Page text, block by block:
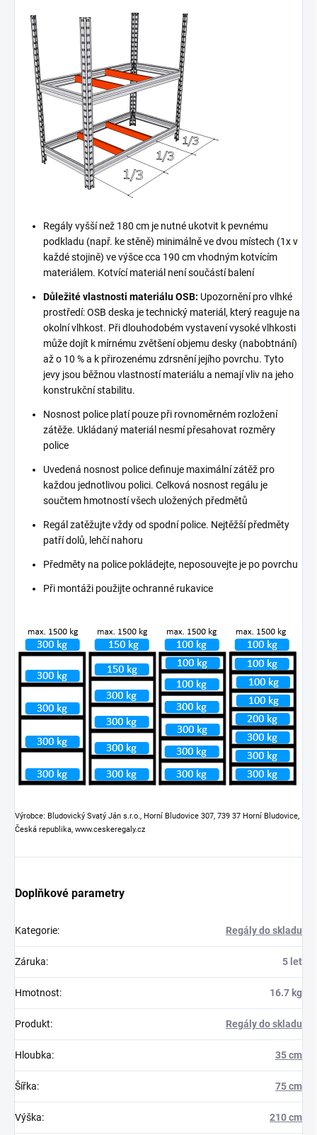
Regály vyšší než 180 cm je nutné ukotvit k pevnému
podkladu (např. ke stěně) minimálně ve dvou místech (1x v
každé stojině) ve výšce cca 190 cm vhodným kotvícím
materiálem. Kotvící materiál není součástí balení
Důležité vlastnosti materiálu OSB: Upozornění pro vlhké
prostředí: OSB deska je technický materiál, který reaguje na
okolní vlhkost. Při dlouhodobém vystavení vysoké vlhkosti
může dojít k mírnému zvětšení objemu desky (nabobtnání)
až o 10 % a k přirozenému zdrsnění jejího povrchu. Tyto
jevy jsou běžnou vlastností materiálu a nemají vliv na jeho
konstrukční stabilitu.
Nosnost police platí pouze při rovnoměrném rozložení
zátěže. Ukládaný materiál nesmí přesahovat rozměry
police
Uvedená nosnost police definuje maximální zátěž pro
každou jednotlivou polici. Celková nosnost regálu je
součtem hmotností všech uložených předmětů
Regál zatěžujte vždy od spodní police. Nejtěžší předměty
patří dolů, lehčí nahoru
Předměty na police pokládejte, neposouvejte je po povrchu
Při montáži použijte ochranné rukavice
Výrobce: Bludovický Svatý Ján s.r.o., Horní Bludovice 307, 739 37 Horní Bludovice,
Česká republika, www.ceskeregaly.cz
Doplňkové parametry
Kategorie: Regály do skladu
Záruka: 5 let
Hmotnost: 16.7 kg
Produkt: Regály do skladu
Hloubka: 35 cm
Šířka: 75 cm
Výška: 210 cm